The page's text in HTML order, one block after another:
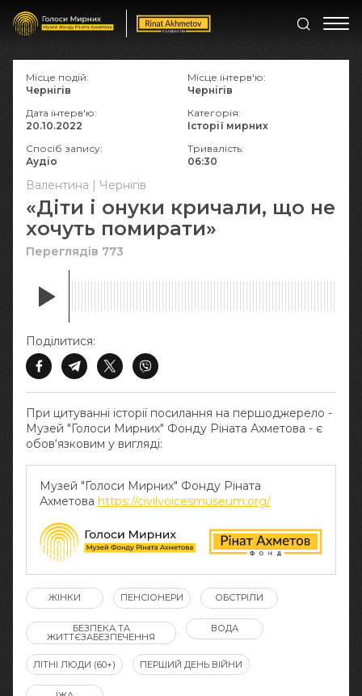
Валентина | Чернігів
«Діти і онуки кричали, що не
хочуть помирати»
Переглядів 773
При цитуванні історії посилання на першоджерело -
Музей "Голоси Мирних" Фонду Ріната Ахметова - є
обов‘язковим у вигляді:
Музей "Голоси Мирних" Фонду Ріната
Ахметова https://civilvoicesmuseum.org/
Поділитися:
Місце подій:
Чернігів
Місце інтерв'ю:
Чернігів
Дата інтерв'ю:
20.10.2022
Категорія:
Історії мирних
Спосіб запису:
Аудіо
Тривалість:
06:30
ЖІНКИ ПЕНСІОНЕРИ ОБСТРІЛИ
БЕЗПЕКА ТА
ЖИТТЄЗАБЕЗПЕЧЕННЯ
ВОДА
ЛІТНІ ЛЮДИ (60+) ПЕРШИЙ ДЕНЬ ВІЙНИ